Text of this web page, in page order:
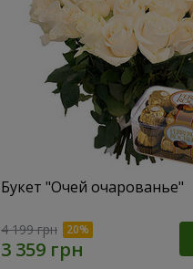
Букет "Очей очарованье"
4 199 грн